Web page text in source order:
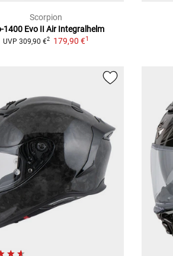
Scorpion
1400 Evo II Air Integralhelm
UVP 309,90 €2 179,90 €1